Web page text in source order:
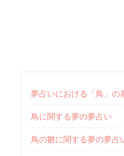
夢占いにおける「鳥」の
鳥に関する夢の夢占い
鳥の雛に関する夢の夢占